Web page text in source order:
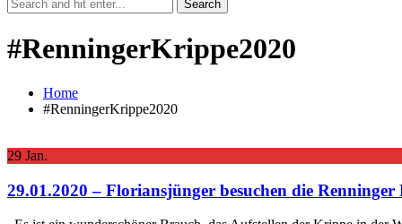
#RenningerKrippe2020
Home
#RenningerKrippe2020
29 Jan.
29.01.2020 – Floriansjünger besuchen die